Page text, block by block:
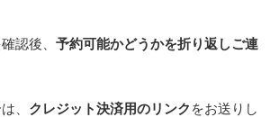
認後、 予約可能かどうかを折り返しご連
、 クレジット決済用のリンク をお送りし